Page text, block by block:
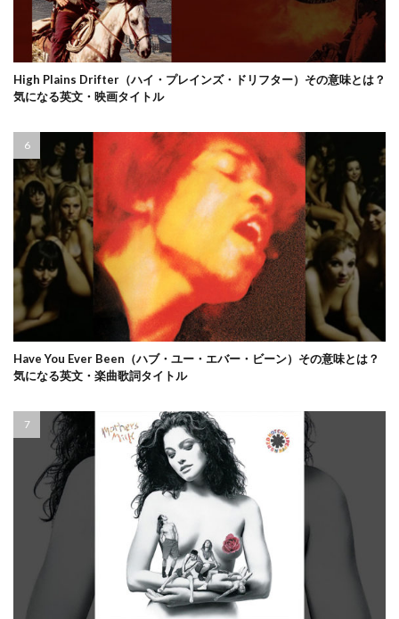
High Plains Drifter（ハイ・プレインズ・ドリフター）その意味とは？
気になる英文・映画タイトル
Have You Ever Been（ハブ・ユー・エバー・ビーン）その意味とは？
気になる英文・楽曲歌詞タイトル